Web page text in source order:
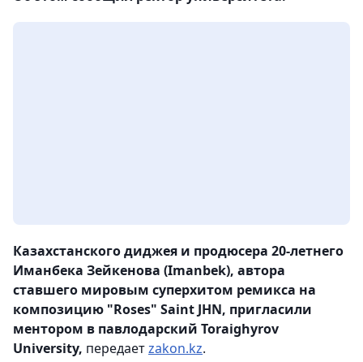
Казахстанского диджея и продюсера 20-летнего
Иманбека Зейкенова (Imanbek), автора
ставшего мировым суперхитом ремикса на
композицию "Roses" Saint JHN, пригласили
ментором в павлодарский Toraighyrov
University, передаетzakon.kz.